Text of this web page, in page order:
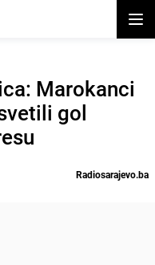
Marokanci
gol
Radiosarajevo.ba